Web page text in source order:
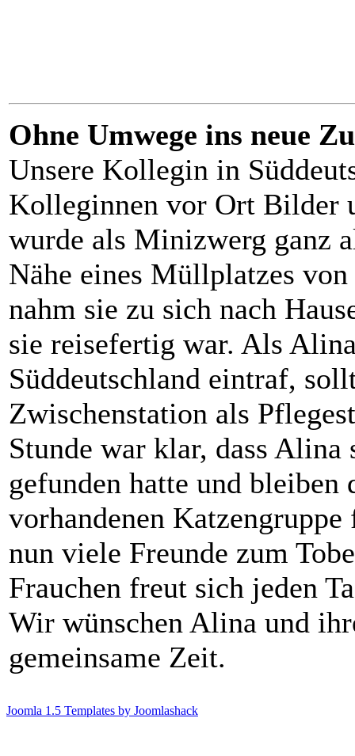
Ohne Umwege ins neue
Unsere Kollegin in
Kolleginnen vor Ort Bilder
wurde als Minizwerg ganz
Nähe eines Müllplatzes
nahm sie zu sich nach
sie reisefertig war. Als
Süddeutschland eintraf,
Zwischenstation als
Stunde war klar, dass Alina
gefunden hatte und
vorhandenen
nun viele Freunde zum
Frauchen freut sich jeden
Wir wünschen Alina und
gemeinsame Zeit.
Joomla 1.5 Templates by Joomlashack